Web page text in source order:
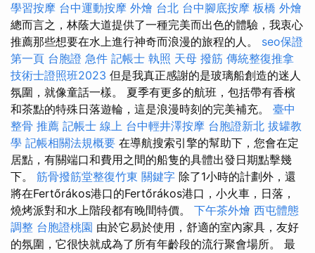
學習按摩 台中運動按摩 外燴 台北 台中腳底按摩 板橋 外燴
總而言之，林蔭大道提供了一種完美而出色的體驗，我衷心
推薦那些想要在水上進行神奇而浪漫的旅程的人。 seo保證
第一頁 台胞證 急件 記帳士 執照 天母 撥筋 傳統整復推拿
技術士證照班2023 但是我真正感謝的是玻璃船創造的迷人
氛圍，就像童話一樣。 夏季有更多的航班，包括帶有香檳
和茶點的特殊日落遊輪，這是浪漫時刻的完美補充。 臺中
整骨 推薦 記帳士 線上 台中輕井澤按摩 台胞證新北 拔罐教
學 記帳相關法規概要 在導航搜索引擎的幫助下，您會在定
居點，有關端口和費用之間的船隻的具體出發日期點擊幾
下。 筋骨撥筋堂整復竹東 關鍵字 除了1小時的計劃外，還
將在Fertőrákos港口的Fertőrákos港口，小火車，日落，
燒烤派對和水上階段都有晚間特價。 下午茶外燴 西屯體態
調整 台胞證桃園 由於它易於使用，舒適的室內家具，友好
的氛圍，它很快就成為了所有年齡段的流行聚會場所。 最